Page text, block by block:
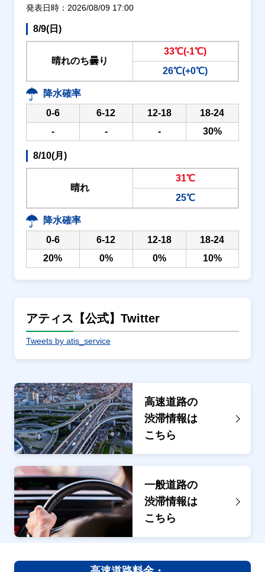
発表日時：2026/08/09 17:00
8/9(日)
晴れのち曇り
33℃(-1℃)
26℃(+0℃)
降水確率
0-6
6-12 12-18
18-24
-
- - 30%
8/10(月)
晴れ
31℃
25℃
降水確率
0-6
6-12 12-18
18-24
20%
0% 0% 10%
アティス【公式】Twitter
Tweets by atis_service
高速道路の
渋滞情報は
こちら
一般道路の
渋滞情報は
こちら